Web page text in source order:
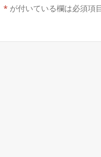
* が付いている欄は必須項